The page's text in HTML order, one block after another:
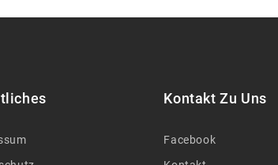
Kontakt Zu Uns
Facebook